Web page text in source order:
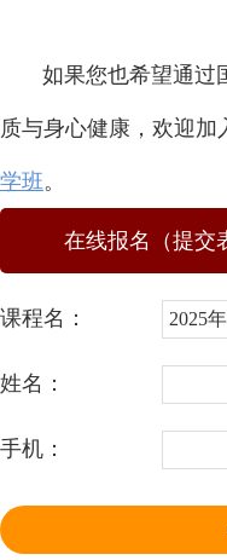
如果您也希望通过
质与身心健康，欢迎加
学班。
在线报名（提交
课程名：
姓名：
手机：